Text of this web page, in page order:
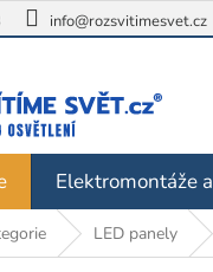
info@rozsvitimesvet.cz
Elektromontáže
LED panely